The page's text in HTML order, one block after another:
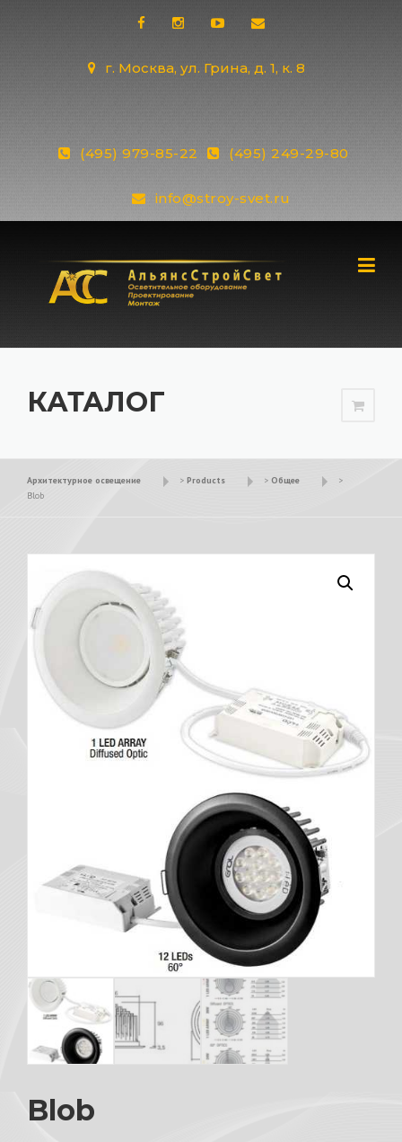
г. Москва, ул. Грина, д. 1, к. 8
(495) 979-85-22 (495) 249-29-80
info@stroy-svet.ru
КАТАЛОГ
Архитектурное освещение > Products > Общее
>
Blob
Blob